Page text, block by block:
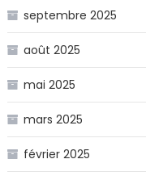
septembre 2025
août 2025
mai 2025
mars 2025
février 2025